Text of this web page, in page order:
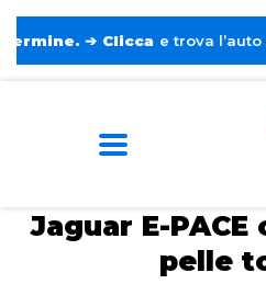
➔ Clicca e trova l’auto
Jaguar E-
pelle